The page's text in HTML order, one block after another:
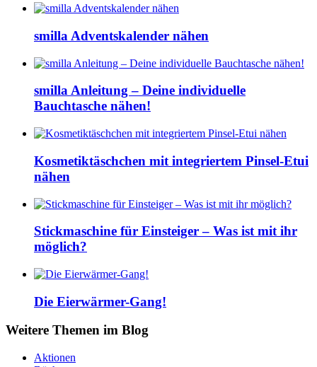
smilla Adventskalender nähen
smilla Anleitung – Deine individuelle
Bauchtasche nähen!
Kosmetiktäschchen mit integriertem Pinsel-Etui
nähen
Stickmaschine für Einsteiger – Was ist mit ihr
möglich?
Die Eierwärmer-Gang!
Weitere Themen im Blog
Aktionen